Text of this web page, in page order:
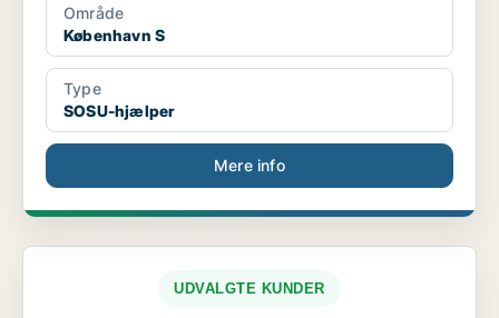
Område
København S
Type
SOSU-hjælper
Mere info
UDVALGTE KUNDER